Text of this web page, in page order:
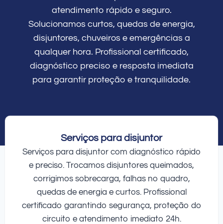
atendimento rápido e seguro.
Solucionamos curtos, quedas de energia,
disjuntores, chuveiros e emergências a
qualquer hora. Profissional certificado,
diagnóstico preciso e resposta imediata
para garantir proteção e tranquilidade.
Serviços para disjuntor
Serviços para disjuntor com diagnóstico rápido
e preciso. Trocamos disjuntores queimados,
corrigimos sobrecarga, falhas no quadro,
quedas de energia e curtos. Profissional
certificado garantindo segurança, proteção do
circuito e atendimento imediato 24h.